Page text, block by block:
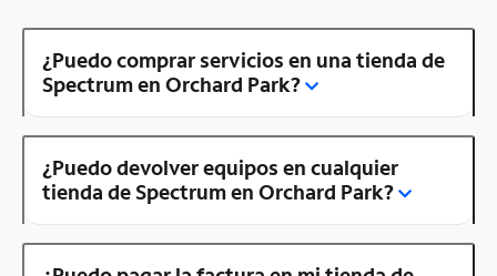
¿Puedo comprar servicios en una tienda de
Spectrum en Orchard Park?
¿Puedo devolver equipos en cualquier
tienda de Spectrum en Orchard Park?